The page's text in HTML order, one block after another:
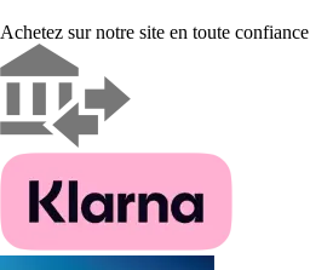
Achetez sur notre site en toute confiance